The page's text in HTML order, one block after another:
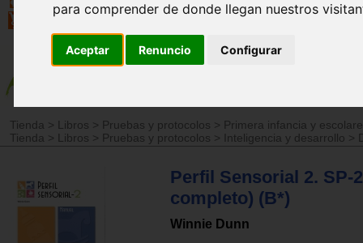
para comprender de donde llegan nuestros
Aceptar Renuncio Configurar
Tienda > Libros > Pruebas y protocolos > Primera infancia y
Tienda
> Libros > Pruebas y protocolos > Inteligencia y desarrollo >
Perfil Sensorial 2. SP-
completo) (B*)
Winnie Dunn